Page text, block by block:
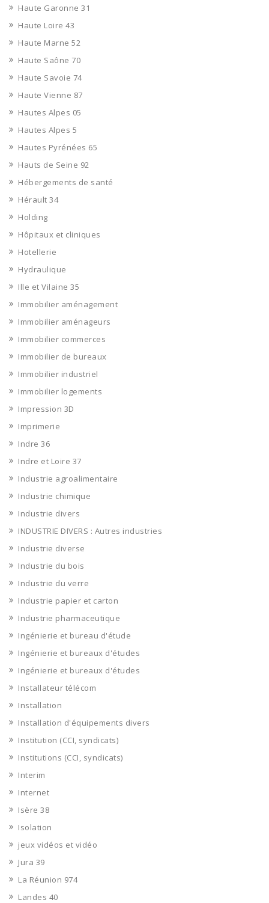
Haute Garonne 31
Haute Loire 43
Haute Marne 52
Haute Saône 70
Haute Savoie 74
Haute Vienne 87
Hautes Alpes 05
Hautes Alpes 5
Hautes Pyrénées 65
Hauts de Seine 92
Hébergements de santé
Hérault 34
Holding
Hôpitaux et cliniques
Hotellerie
Hydraulique
Ille et Vilaine 35
Immobilier aménagement
Immobilier aménageurs
Immobilier commerces
Immobilier de bureaux
Immobilier industriel
Immobilier logements
Impression 3D
Imprimerie
Indre 36
Indre et Loire 37
Industrie agroalimentaire
Industrie chimique
Industrie divers
INDUSTRIE DIVERS : Autres industries
Industrie diverse
Industrie du bois
Industrie du verre
Industrie papier et carton
Industrie pharmaceutique
Ingénierie et bureau d'étude
Ingénierie et bureaux d'études
Ingénierie et bureaux d'études
Installateur télécom
Installation
Installation d'équipements divers
Institution (CCI, syndicats)
Institutions (CCI, syndicats)
Interim
Internet
Isère 38
Isolation
jeux vidéos et vidéo
Jura 39
La Réunion 974
Landes 40